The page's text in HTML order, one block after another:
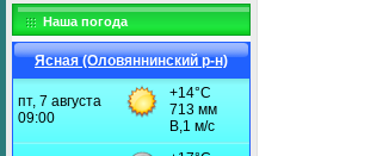
Наша погода
Ясная (Оловяннинский р-н)